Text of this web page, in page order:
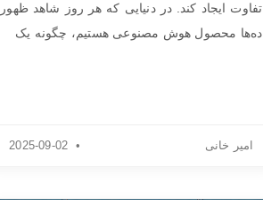
تفاوت ایجاد کند. در دنیایی که هر روز شاهد ظهور
ده‌ها محصول هوش مصنوعی هستیم، چگونه یک
امیر خانی